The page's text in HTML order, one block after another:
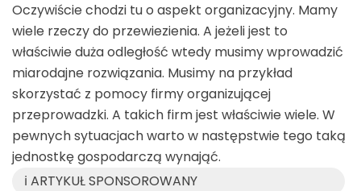
Oczywiście chodzi tu o aspekt organizacyjny. Mamy
wiele rzeczy do przewiezienia. A jeżeli jest to
właściwie duża odległość wtedy musimy wprowadzić
miarodajne rozwiązania. Musimy na przykład
skorzystać z pomocy firmy organizującej
przeprowadzki. A takich firm jest właściwie wiele. W
pewnych sytuacjach warto w następstwie tego taką
jednostkę gospodarczą wynająć.
ℹ️ ARTYKUŁ SPONSOROWANY